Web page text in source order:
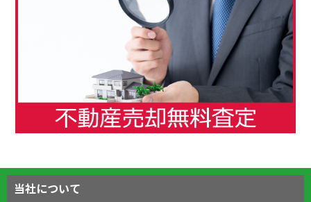
当社について